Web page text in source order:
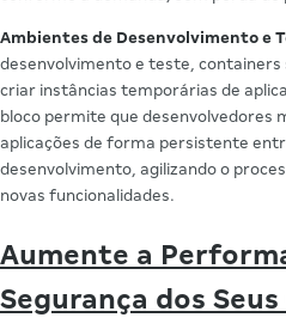
Ambientes de Desenvolvimento e
desenvolvimento e teste,
criar instâncias temporárias de
bloco permite que desenvolvedores
aplicações de forma persistente
desenvolvimento, agilizando o
novas funcionalidades.
Aumente a
Segurança dos